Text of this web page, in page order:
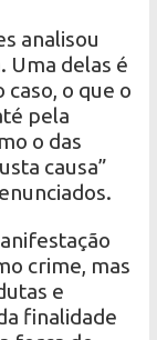
analisou
Uma delas é
caso, o que o
pela
o das
causa”
crime, mas
e
finalidade